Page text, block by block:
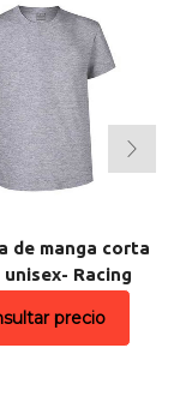
de manga corta
unisex- Racing
precio